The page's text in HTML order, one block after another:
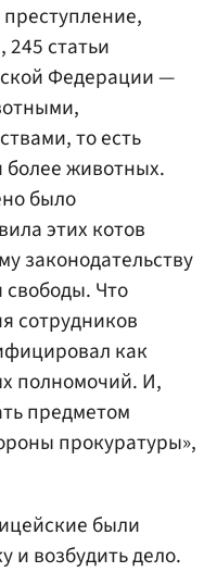
статьи
Федерации —
то есть
более животных.
было
этих котов
законодательству
свободы. Что
сотрудников
как
полномочий. И,
предметом
прокуратуры»,
были
и возбудить дело.